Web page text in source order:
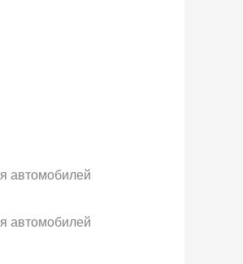
автомобилей
автомобилей